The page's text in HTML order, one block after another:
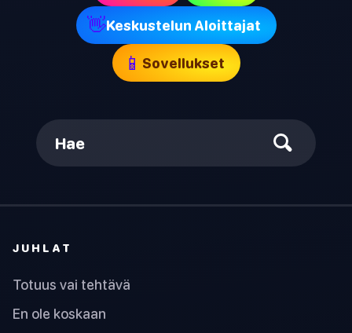
👋Keskustelun Aloittajat
📱 Sovellukset
Hae
JUHLAT
Totuus vai tehtävä
En ole koskaan